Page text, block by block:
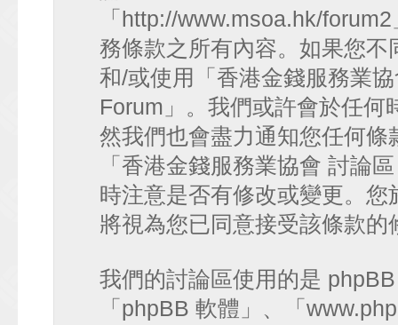
「http://www.msoa.hk/
務條款之所有內容。如果您
和/或使用「香港金錢服務業
Forum」。我們或許會於任何
然我們也會盡力通知您任何
「香港金錢服務業協會 討論
時注意是否有修改或變更。
將視為您已同意接受該條款的
我們的討論區使用的是
「phpBB 軟體」、「